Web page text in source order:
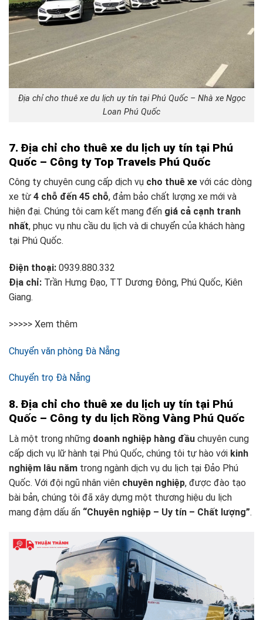
Địa chỉ cho thuê xe du lịch uy tín tại Phú Quốc – Nhà xe Ngọc
Loan Phú Quốc
7. Địa chỉ cho thuê xe du lịch uy tín tại Phú
Quốc – Công ty Top Travels Phú Quốc
Công ty chuyên cung cấp dịch vụ cho thuê xe với các dòng
xe từ 4 chỗ đến 45 chỗ, đảm bảo chất lượng xe mới và
hiện đại. Chúng tôi cam kết mang đến giá cả cạnh tranh
nhất, phục vụ nhu cầu du lịch và di chuyển của khách hàng
tại Phú Quốc.
Điện thoại: 0939.880.332
Địa chỉ: Trần Hưng Đạo, TT Dương Đông, Phú Quốc, Kiên
Giang.
>>>>> Xem thêm
Chuyển văn phòng Đà Nẵng
Chuyển trọ Đà Nẵng
8. Địa chỉ cho thuê xe du lịch uy tín tại Phú
Quốc – Công ty du lịch Rồng Vàng Phú Quốc
Là một trong những doanh nghiệp hàng đầu chuyên cung
cấp dịch vụ lữ hành tại Phú Quốc, chúng tôi tự hào với kinh
nghiệm lâu năm trong ngành dịch vụ du lịch tại Đảo Phú
Quốc. Với đội ngũ nhân viên chuyên nghiệp, được đào tạo
bài bản, chúng tôi đã xây dựng một thương hiệu du lịch
mang đậm dấu ấn “Chuyên nghiệp – Uy tín – Chất lượng”.